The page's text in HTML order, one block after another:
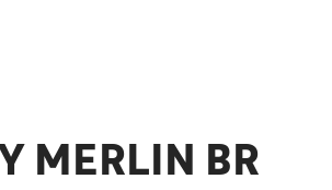
MERLIN BR